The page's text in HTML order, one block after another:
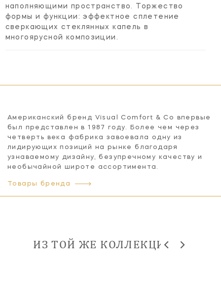
наполняющими пространство. Торжество
формы и функции: эффектное сплетение
сверкающих стеклянных капель в
многоярусной композиции.
Американский бренд Visual Comfort & Co впервые
был представлен в 1987 году. Более чем через
четверть века фабрика завоевала одну из
лидирующих позиций на рынке благодаря
узнаваемому дизайну, безупречному качеству и
необычайной широте ассортимента.
Товары бренда
ИЗ ТОЙ ЖЕ КОЛЛЕКЦИИ